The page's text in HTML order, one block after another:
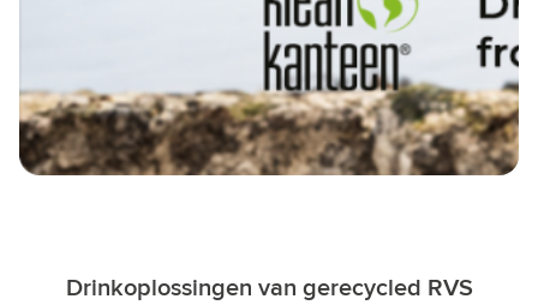
Drinkoplossingen van gerecycled RVS